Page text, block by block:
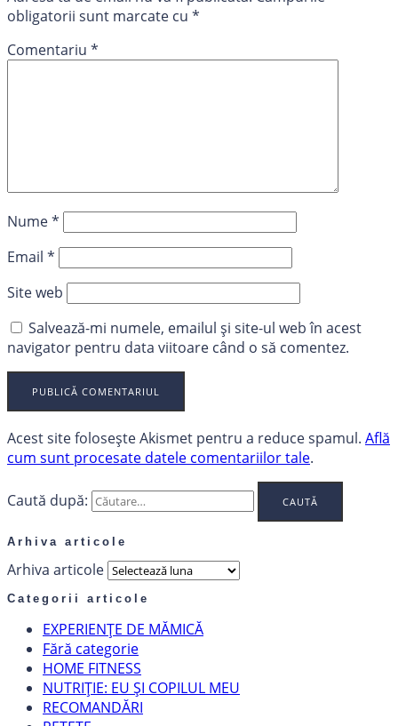
obligatorii sunt marcate cu *
Comentariu *
Nume*
Email *
Site web
Salvează-mi numele, emailul și site-ul web în acest
navigator pentru data viitoare când o să comentez.
Acest site folosește Akismet pentru a reduce spamul. Află
cum sunt procesate datele comentariilor tale.
Caută după:
Arhiva articole
Arhiva articole
Categorii articole
EXPERIENȚE DE MĂMICĂ
Fără categorie
HOME FITNESS
NUTRIȚIE: EU ȘI COPILUL MEU
RECOMANDĂRI